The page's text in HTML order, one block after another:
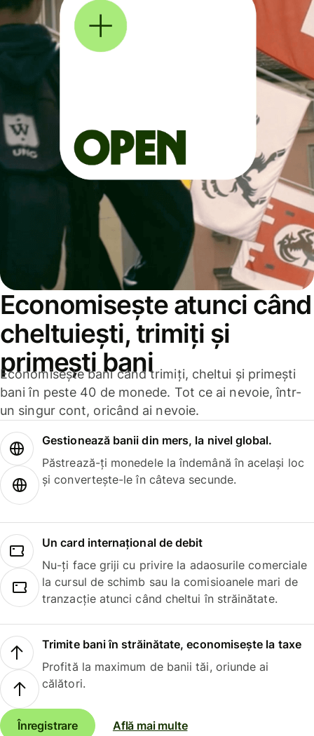
Economisește atunci când
cheltuiești, trimiți și
primești bani
Economisește bani când trimiți, cheltui și primești
bani în peste 40 de monede. Tot ce ai nevoie, într-
un singur cont, oricând ai nevoie.
Gestionează banii din mers, la nivel global.
Păstrează-ți monedele la îndemână în același loc
și convertește-le în câteva secunde.
Un card internațional de debit
Nu-ți face griji cu privire la adaosurile comerciale
la cursul de schimb sau la comisioanele mari de
tranzacție atunci când cheltui în străinătate.
Trimite bani în străinătate, economisește la taxe
Profită la maximum de banii tăi, oriunde ai
călători.
Înregistrare Află mai multe